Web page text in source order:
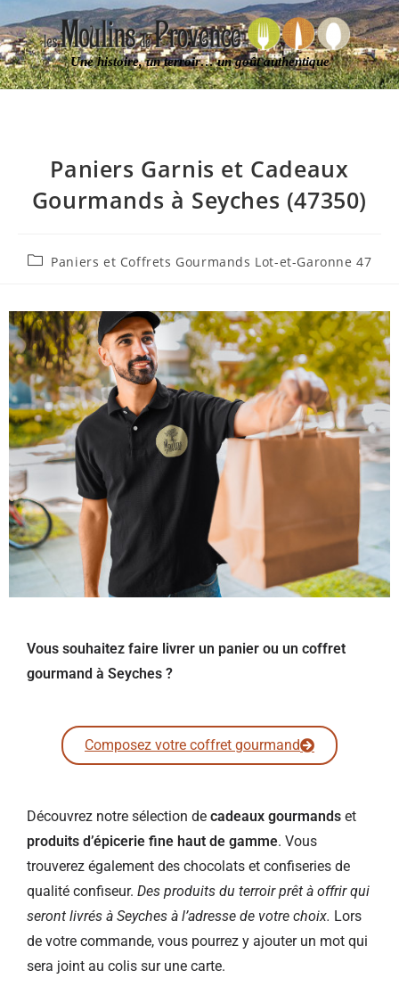
Une histoire, un terroir… un goût authentique
Paniers Garnis et Cadeaux
Gourmands à Seyches (47350)
Paniers et Coffrets Gourmands Lot-et-Garonne 47
Vous souhaitez faire livrer un panier ou un coffret
gourmand à Seyches ?
Composez votre coffret gourmand
Découvrez notre sélection de cadeaux gourmands et
produits d’épicerie fine haut de gamme. Vous
trouverez également des chocolats et confiseries de
qualité confiseur. Des produits du terroir prêt à offrir qui
seront livrés à Seyches à l’adresse de votre choix. Lors
de votre commande, vous pourrez y ajouter un mot qui
sera joint au colis sur une carte.